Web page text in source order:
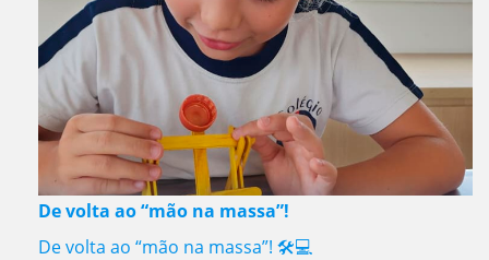
De volta ao “mão na massa”!
De volta ao “mão na massa”! 🛠️💻